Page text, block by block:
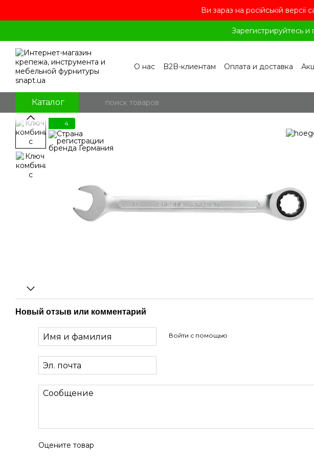
Ви зараз на російській версії
Зарегистрируйтесь и
О нас B2B-клиентам Оплата и доставка
Каталог
4
Новый отзыв или комментарий
Войти с помощью
Оцените товар